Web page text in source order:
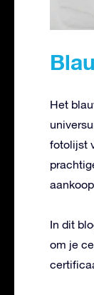
Het
fotolijst
In dit
om je